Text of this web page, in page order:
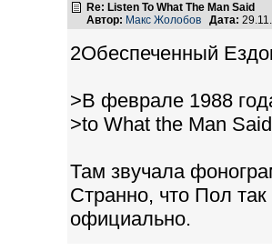
Re: Listen To What The Man Said
Автор: Макс Жолобов Дата:
2Обеспеченный
>В феврале 1988
>to What the Man
Там звучала
Странно, что Пол
официально.